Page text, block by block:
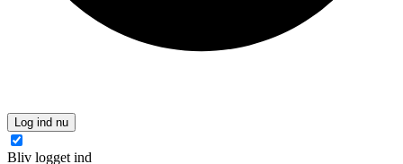
Log ind nu
Bliv logget ind